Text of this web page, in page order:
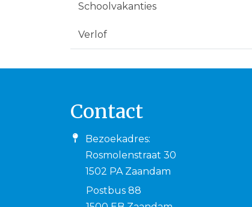
Schoolvakanties
Verlof
Contact
Bezoekadres:
Rosmolenstraat 30
1502 PA Zaandam
Postbus 88